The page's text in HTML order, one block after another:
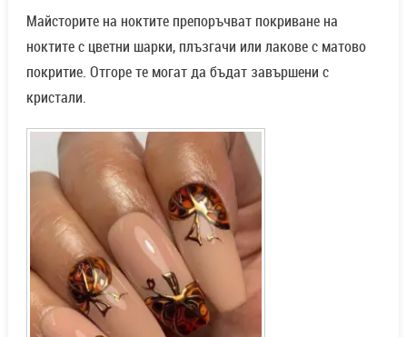
Майсторите на ноктите препоръчват покриване на
ноктите с цветни шарки, плъзгачи или лакове с матово
покритие. Отгоре те могат да бъдат завършени с
кристали.